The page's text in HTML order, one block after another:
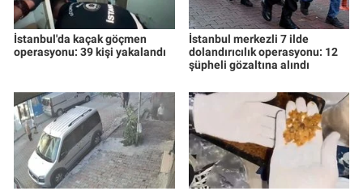
İstanbul'da kaçak göçmen
operasyonu: 39 kişi yakalandı
İstanbul merkezli 7 ilde
dolandırıcılık operasyonu: 12
şüpheli gözaltına alındı